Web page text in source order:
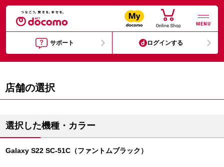
MENU
サポート ログインする
店舗の選択
選択した機種・カラー
Galaxy S22 SC-51C（ファントムブラック）